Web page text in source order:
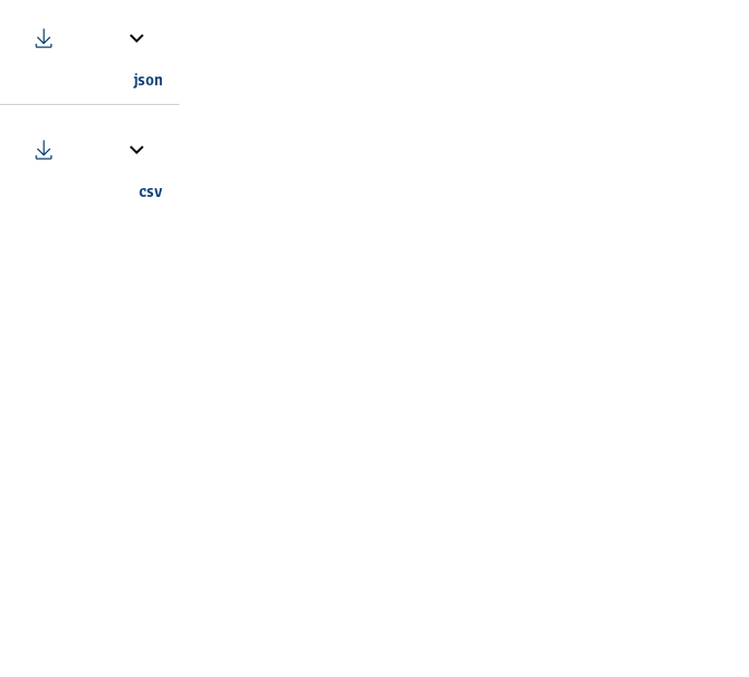
json
csv